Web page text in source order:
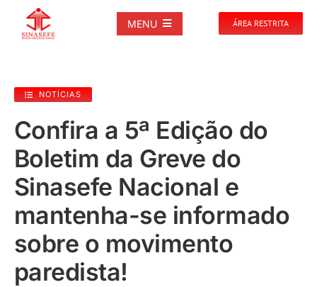
MENU
NOTÍCIAS
PUBLICAÇÕES
DOCUMENTOS
GALERIAS
ÁREA RESTRITA
NOTÍCIAS
Confira a 5ª Edição do
Boletim da Greve do
Sinasefe Nacional e
mantenha-se informado
sobre o movimento
paredista!